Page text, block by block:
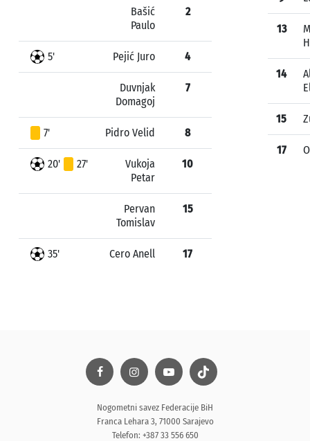
Bašić
Paulo
2
5' Pejić Juro 4
Duvnjak
Domagoj
7
7' Pidro Velid 8
20' 27'
Vukoja
Petar
10
Pervan
Tomislav
15
35' Cero Anell 17
13
14
15
17
Nogometni savez Federacije BiH
Franca Lehara 3, 71000 Sarajevo
Telefon: +387 33 556 650